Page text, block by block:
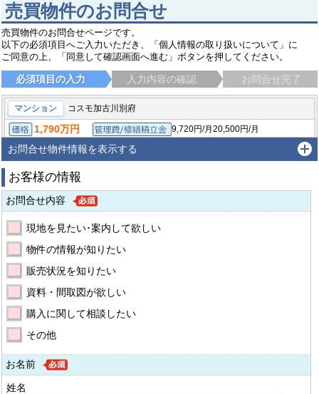
売買物件のお問合せ
売買物件のお問合せページです。
以下の必須項目へご入力いただき、「個人情報の取り扱いについて」に
ご同意の上、「同意して確認画面へ進む」ボタンを押してください。
必須項目の入力 入力内容の確認 お問合せ完了
マンション コスモ加古川別府
価格
1,790万円 管理費/修繕積立金
9,720円/月20,500円/月
面積（専有・建物）
66.57㎡（壁芯）
築年月
1992年3月
加古川市別府町朝日町
お問合せ物件情報を表示する
お客様の情報
お問合せ内容
現地を見たい･案内して欲しい
物件の情報が知りたい
販売状況を知りたい
資料・間取図が欲しい
購入に関して相談したい
その他
お名前
姓名